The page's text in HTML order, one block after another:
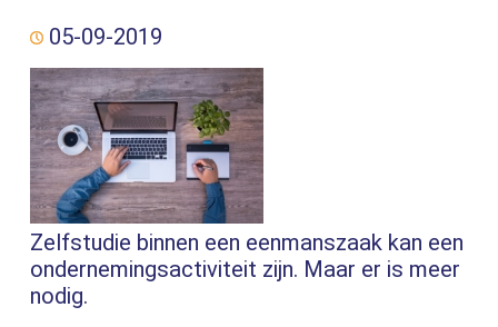
05-09-2019
Zelfstudie binnen een eenmanszaak kan een
ondernemingsactiviteit zijn. Maar er is meer
nodig.